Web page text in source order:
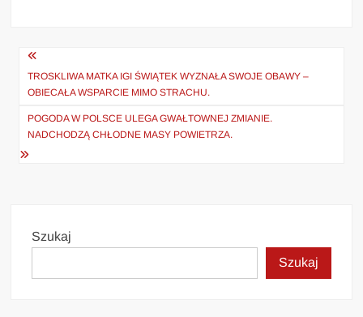
Nawigacja
wpisu
TROSKLIWA MATKA IGI ŚWIĄTEK WYZNAŁA SWOJE OBAWY –
OBIECAŁA WSPARCIE MIMO STRACHU.
POGODA W POLSCE ULEGA GWAŁTOWNEJ ZMIANIE.
NADCHODZĄ CHŁODNE MASY POWIETRZA.
Szukaj
Szukaj